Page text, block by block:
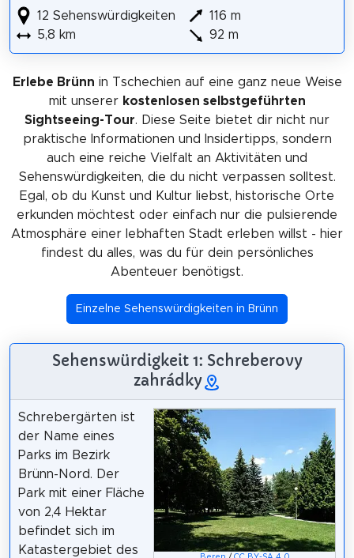
12 Sehenswürdigkeiten
5,8 km
116 m
92 m
Erlebe Brünn in Tschechien auf eine ganz neue Weise
mit unserer kostenlosen selbstgeführten
Sightseeing-Tour. Diese Seite bietet dir nicht nur
praktische Informationen und Insidertipps, sondern
auch eine reiche Vielfalt an Aktivitäten und
Sehenswürdigkeiten, die du nicht verpassen solltest.
Egal, ob du Kunst und Kultur liebst, historische Orte
erkunden möchtest oder einfach nur die pulsierende
Atmosphäre einer lebhaften Stadt erleben willst - hier
findest du alles, was du für dein persönliches
Abenteuer benötigst.
Einzelne Sehenswürdigkeiten in Brünn
Sehenswürdigkeit 1: Schreberovy
zahrádky
Schrebergärten ist
der Name eines
Parks im Bezirk
Brünn-Nord. Der
Park mit einer Fläche
von 2,4 Hektar
befindet sich im
Katastergebiet des